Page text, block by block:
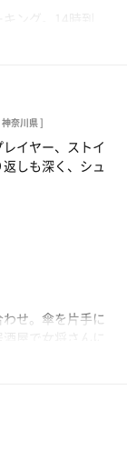
をみせていた。
く、笑いありの
汗が出る。オー
くらい欲しいと
か。でも冷たく
。
カラダを撫でる
スペース！
チキン南蛮定
ング。14時到
を両手にシュッ
カードで入館の
温まったら、薬
だろう、この病
け身体の水分を
になったら、い
ジンジンする程
認出来る、壁際
の抜けがあま
る青空に。そん
神奈川県 ]
イヤー、ストイ
しも深く、シュ
せ。傘を片手に
屋で女将さんに
、などと話し合
半過ぎ「ゆった
。